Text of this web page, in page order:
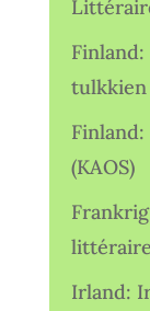
tulkkien
(KAOS)
Irland: